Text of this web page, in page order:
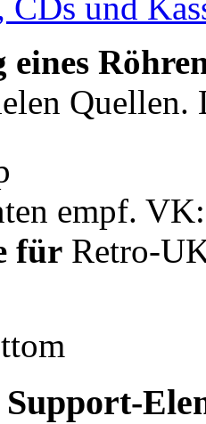
Quellen.
empf.
für Retro-